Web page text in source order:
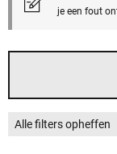
je een fout
Alle filters opheffen